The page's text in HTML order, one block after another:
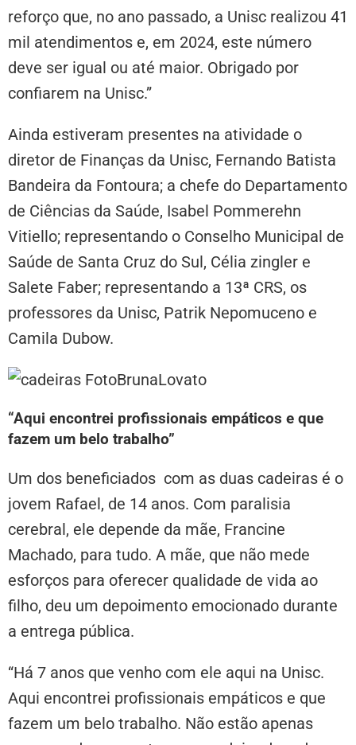
reforço que, no ano passado, a Unisc realizou 41
mil atendimentos e, em 2024, este número
deve ser igual ou até maior. Obrigado por
confiarem na Unisc.”
Ainda estiveram presentes na atividade o
diretor de Finanças da Unisc, Fernando Batista
Bandeira da Fontoura; a chefe do Departamento
de Ciências da Saúde, Isabel Pommerehn
Vitiello; representando o Conselho Municipal de
Saúde de Santa Cruz do Sul, Célia zingler e
Salete Faber; representando a 13ª CRS, os
professores da Unisc, Patrik Nepomuceno e
Camila Dubow.
“Aqui encontrei profissionais empáticos e que
fazem um belo trabalho”
Um dos beneficiados com as duas cadeiras é o
jovem Rafael, de 14 anos. Com paralisia
cerebral, ele depende da mãe, Francine
Machado, para tudo. A mãe, que não mede
esforços para oferecer qualidade de vida ao
filho, deu um depoimento emocionado durante
a entrega pública.
“Há 7 anos que venho com ele aqui na Unisc.
Aqui encontrei profissionais empáticos e que
fazem um belo trabalho. Não estão apenas